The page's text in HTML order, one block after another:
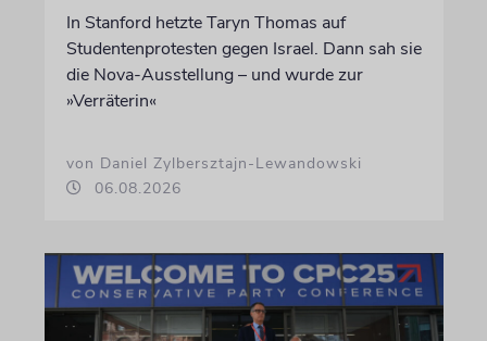
In Stanford hetzte Taryn Thomas auf
Studentenprotesten gegen Israel. Dann sah sie
die Nova-Ausstellung – und wurde zur
»Verräterin«
von Daniel Zylbersztajn-Lewandowski
06.08.2026